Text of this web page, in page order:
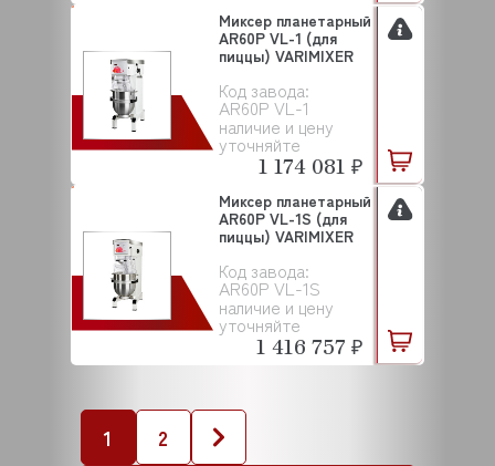
Код завода:
AR60P VL-1
наличие и цену
уточняйте
Миксер планетарный
AR60P VL-1 (для
пиццы) VARIMIXER
1 174 081 ₽
Код завода:
AR60P VL-1S
наличие и цену
уточняйте
Миксер планетарный
AR60P VL-1S (для
пиццы) VARIMIXER
1 416 757 ₽
1
2